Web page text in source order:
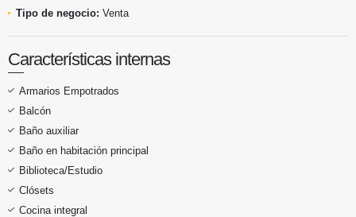
Tipo de negocio: Venta
Características internas
Armarios Empotrados
Balcón
Baño auxiliar
Baño en habitación principal
Biblioteca/Estudio
Clósets
Cocina integral